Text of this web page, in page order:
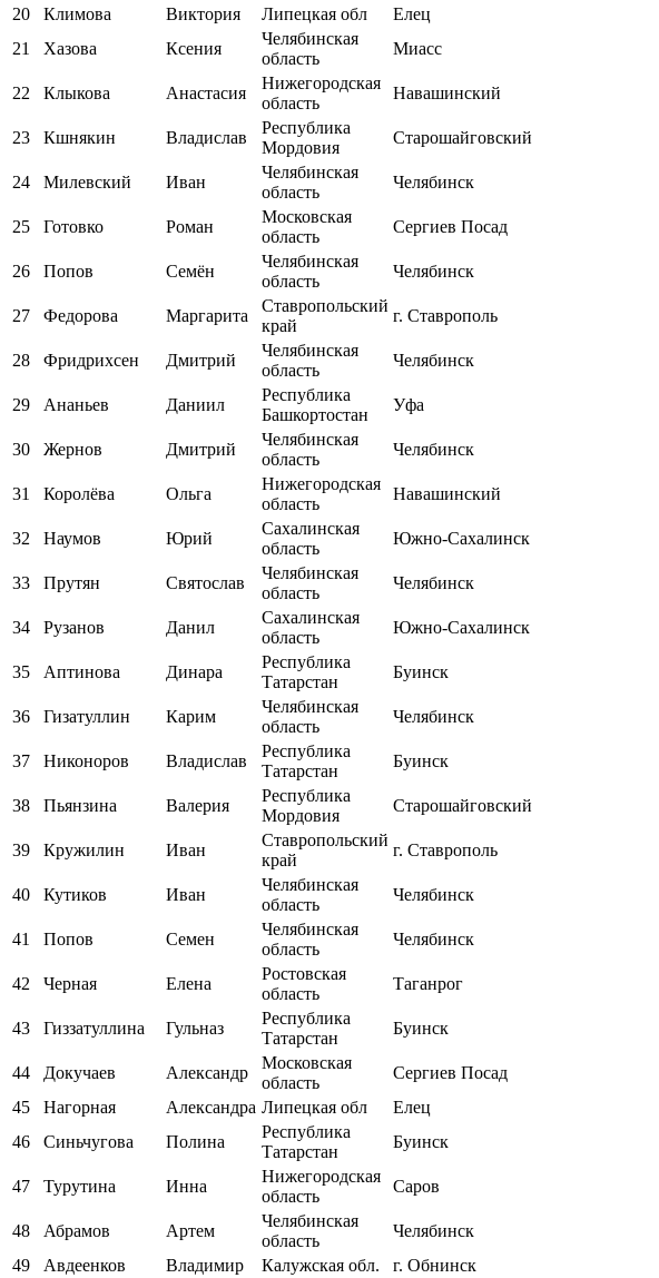
20
Климова Виктория Липецкая обл Елец
21
Хазова Ксения
Челябинская
область
Миасс
22 Клыкова Анастасия
Нижегородская
область
Навашинский
23 Кшнякин Владислав
Республика
Мордовия
Старошайговский
24 Милевский Иван
Челябинская
область
Челябинск
25 Готовко Роман
Московская
область
Сергиев Посад
26 Попов Семён
Челябинская
область
Челябинск
27 Федорова Маргарита
Ставропольский
край
г. Ставрополь
28 Фридрихсен Дмитрий
Челябинская
область
Челябинск
29 Ананьев Даниил
Республика
Башкортостан
Уфа
30 Жернов Дмитрий
Челябинская
область
Челябинск
31 Королёва Ольга
Нижегородская
область
Навашинский
32 Наумов Юрий
Сахалинская
область
Южно-Сахалинск
33 Прутян Святослав
Челябинская
область
Челябинск
34 Рузанов Данил
Сахалинская
область
Южно-Сахалинск
35 Аптинова Динара
Республика
Татарстан
Буинск
36 Гизатуллин Карим
Челябинская
область
Челябинск
37 Никоноров Владислав
Республика
Татарстан
Буинск
38 Пьянзина Валерия
Республика
Мордовия
Старошайговский
39 Кружилин Иван
Ставропольский
край
г. Ставрополь
40 Кутиков Иван
Челябинская
область
Челябинск
41 Попов Семен
Челябинская
область
Челябинск
42 Черная Елена
Ростовская
область
Таганрог
43 Гиззатуллина Гульназ
Республика
Татарстан
Буинск
44 Докучаев Александр
Московская
область
Сергиев Посад
45
Нагорная Александра Липецкая обл Елец
46
Синьчугова Полина
Республика
Татарстан
Буинск
47 Турутина Инна
Нижегородская
область
Саров
48 Абрамов Артем
Челябинская
область
Челябинск
49
Авдеенков Владимир Калужская обл. г. Обнинск